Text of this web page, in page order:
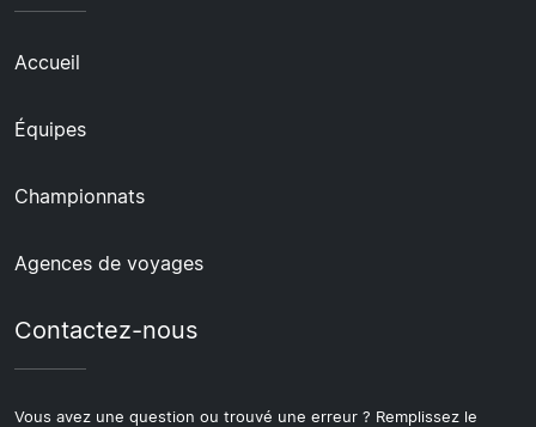
Accueil
Équipes
Championnats
Agences de voyages
Contactez-nous
Vous avez une question ou trouvé une erreur ? Remplissez le